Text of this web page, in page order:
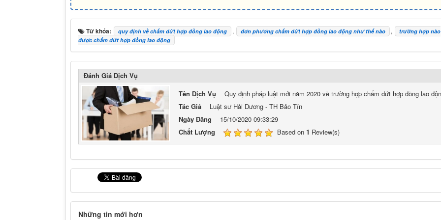
Từ khóa: quy định về chấm dứt hợp đồng lao động , đơn phương chấm dứt hợp đồng lao động như thế nào ,
trường hợp nào
được chấm dứt hợp đồng lao động
Đánh Giá Dịch Vụ
Tên Dịch Vụ
Quy định pháp luật mới năm 2020 về trường hợp chấm dứt hợp đồng lao
Tác Giả
Luật sư Hải Dương - TH Bảo Tín
Ngày Đăng
15/10/2020 09:33:29
Chất Lượng
Based on1 Review(s)
Những tin mới hơn